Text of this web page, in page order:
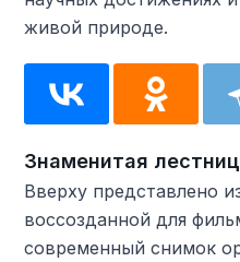
живой природе.
Знаменитая
Вверху представлено
воссозданной для
современный снимок